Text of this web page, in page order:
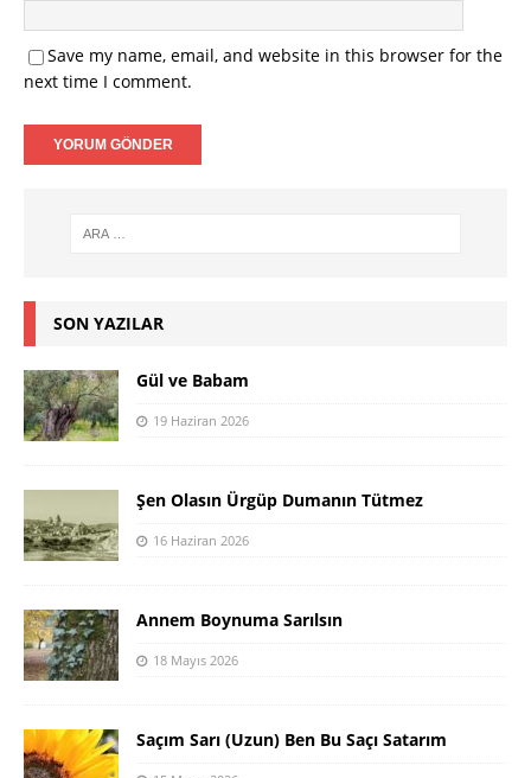
Save my name, email, and website in this browser for the
next time I comment.
SON YAZILAR
Gül ve Babam
19 Haziran 2026
Şen Olasın Ürgüp Dumanın Tütmez
16 Haziran 2026
Annem Boynuma Sarılsın
18 Mayıs 2026
Saçım Sarı (Uzun) Ben Bu Saçı Satarım